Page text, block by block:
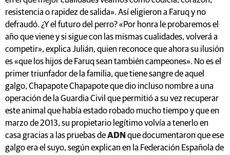
resistencia o rapidez de salida». Así eligieron a Faruq y no
defraudó. ¿Y el futuro del perro? «Por honra le probaremos el
año que viene y si sigue con las mismas cualidades, volverá a
competir», explica Julián, quien reconoce que ahora su ilusión
es «que los hijos de Faruq sean también campeones». No es el
primer triunfador de la familia, que tiene sangre de aquel
galgo, Chapapote Chapapote que dio incluso nombre a una
operación de la Guardia Civil que permitió a su vez recuperar
este animal que había estado robado mucho tiempo y que en
marzo de 2013, su propietario legítimo volvía a tenerlo en
casa gracias a las pruebas deADN que documentaron que ese
galgo era el suyo, según explican en la Federación Española de